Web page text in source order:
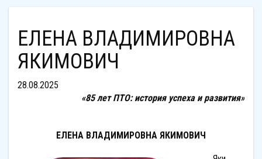
ЕЛЕНА ВЛАДИМИРОВНА
ЯКИМОВИЧ
28.08.2025
«85 лет ПТО: история успеха и развития»
ЕЛЕНА ВЛАДИМИРОВНА ЯКИМОВИЧ